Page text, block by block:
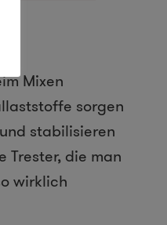
Mixen
sorgen
stabilisieren
Trester, die man
wirklich